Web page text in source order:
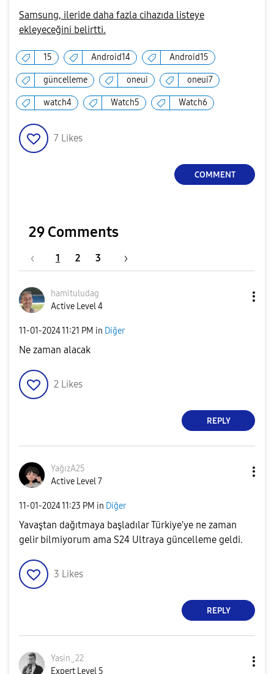
Samsung, ileride daha fazla cihazıda listeye
ekleyeceğini belirtti.
15 Android14 Android15
güncelleme oneui oneui7
watch4 Watch5 Watch6
7 Likes
COMMENT
29 Comments
1 2 3
hamituludag
Active Level 4
‎11-01-202411:21 PM in Diğer
Ne zaman alacak
2 Likes
REPLY
YağızA25
Active Level 7
‎11-01-202411:23 PM in Diğer
Yavaştan dağıtmaya başladılar Türkiye'ye ne zaman
gelir bilmiyorum ama S24 Ultraya güncelleme geldi.
3 Likes
REPLY
Yasin_22
Expert Level 5